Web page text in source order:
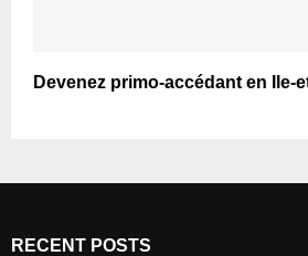
Devenez primo-accédant en Ile-
RECENT POSTS